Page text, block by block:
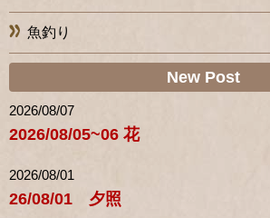
魚釣り
New Post
2026/08/07
2026/08/05~06 花
2026/08/01
26/08/01 夕照